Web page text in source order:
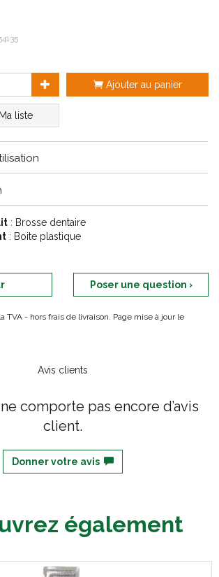
Ajouter au panier
liste
: Brosse dentaire
: Boite plastique
Poser une question ›
TVA - hors frais de livraison. Page mise à jour le
Avis clients
comporte pas encore d’avis
client.
Donner votre avis
également